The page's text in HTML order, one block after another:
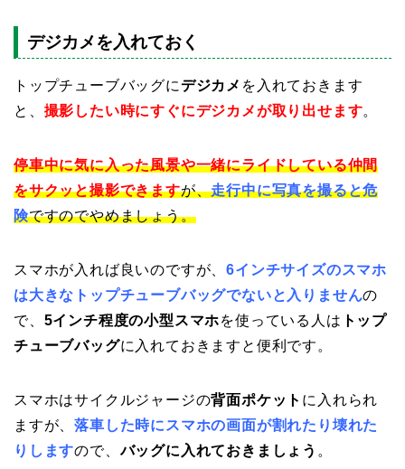
デジカメを入れておく
トップチューブバッグにデジカメ を入れておきます
と、 撮影したい時にすぐにデジカメが取り出せます。
停車中に気に入った風景や一緒にライドしている仲間
をサクッと撮影できますが、走行中に写真を撮ると危
険ですのでやめましょう。
スマホが入れば良いのですが、6インチサイズのスマホ
は大きなトップチューブバッグでないと入りませんの
で、 5インチ程度の小型スマホを使っている人は トップ
チューブバッグに入れておきますと便利です。
スマホはサイクルジャージの背面ポケット に入れられ
ますが、落車した時にスマホの画面が割れたり壊れた
りしますので、バッグに入れておきましょう 。